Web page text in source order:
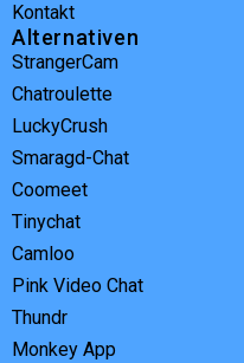
Kontakt
Alternativen
StrangerCam
Chatroulette
LuckyCrush
Smaragd-Chat
Coomeet
Tinychat
Camloo
Pink Video Chat
Thundr
Monkey App